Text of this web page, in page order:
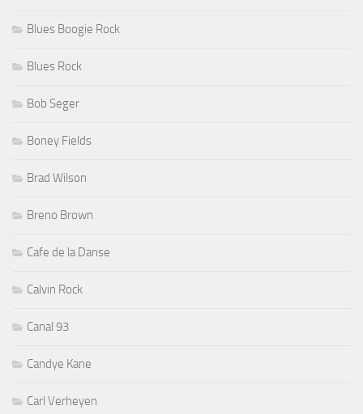
Blues Boogie Rock
Blues Rock
Bob Seger
Boney Fields
Brad Wilson
Breno Brown
Cafe de la Danse
Calvin Rock
Canal 93
Candye Kane
Carl Verheyen